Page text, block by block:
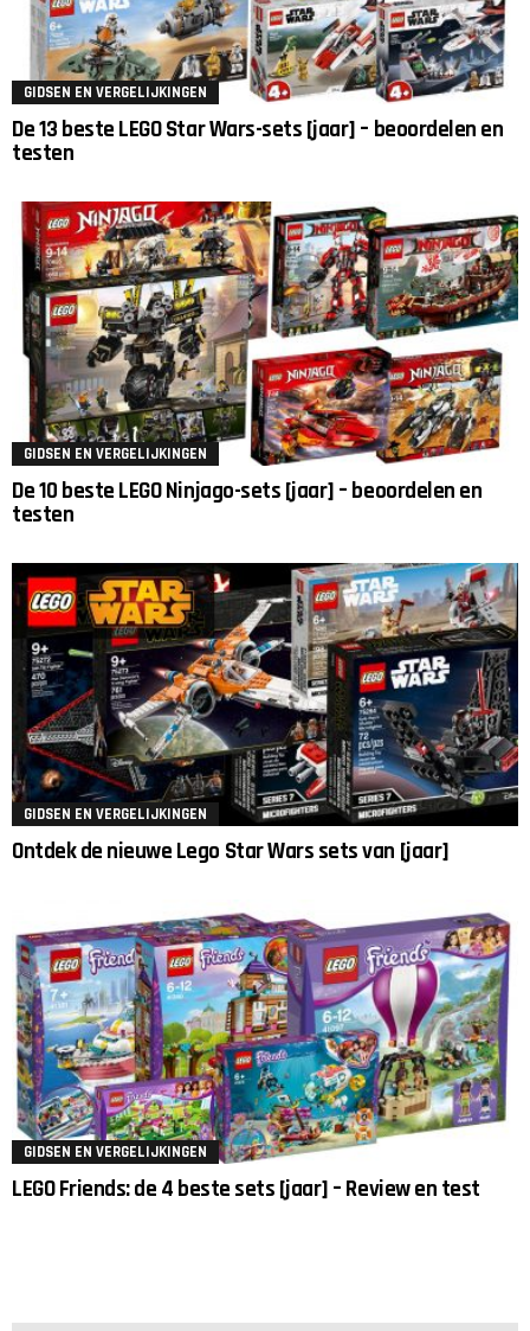
GIDSEN EN VERGELIJKINGEN
De 13 beste LEGO Star Wars-sets [jaar] – beoordelen en
testen
GIDSEN EN VERGELIJKINGEN
De 10 beste LEGO Ninjago-sets [jaar] – beoordelen en
testen
GIDSEN EN VERGELIJKINGEN
Ontdek de nieuwe Lego Star Wars sets van [jaar]
GIDSEN EN VERGELIJKINGEN
LEGO Friends: de 4 beste sets [jaar] – Review en test